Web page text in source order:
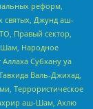
реформ,
святых, Джунд аш-
Правый сектор,
Шам, Народное
Субхану уа
Валь-Джихад,
Террористическое
аш-Шам, Ахлю